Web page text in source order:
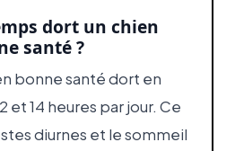
dort un chien
santé ?
bonne santé dort en
et 14 heures par jour. Ce
diurnes et le sommeil